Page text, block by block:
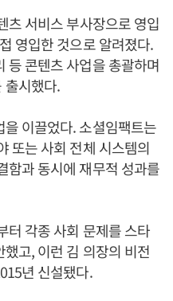
츠 서비스 부사장으로 영입
영입한 것으로 알려졌다.
등 콘텐츠 사업을 총괄하며
출시했다.
이끌었다. 소셜임팩트는
또는 사회 전체 시스템의
함과 동시에 재무적 성과를
터 각종 사회 문제를 스타
고, 이런 김 의장의 비전
년 신설됐다.